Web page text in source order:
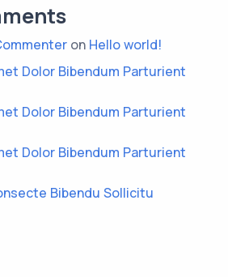
on Hello world!
Dolor Bibendum Parturient
Dolor Bibendum Parturient
Dolor Bibendum Parturient
Bibendu Sollicitu